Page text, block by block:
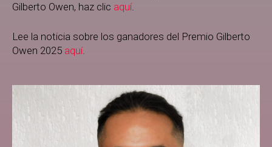
Gilberto Owen, haz clic aquí.
Lee la noticia sobre los ganadores del Premio Gilberto
Owen 2025 aquí.